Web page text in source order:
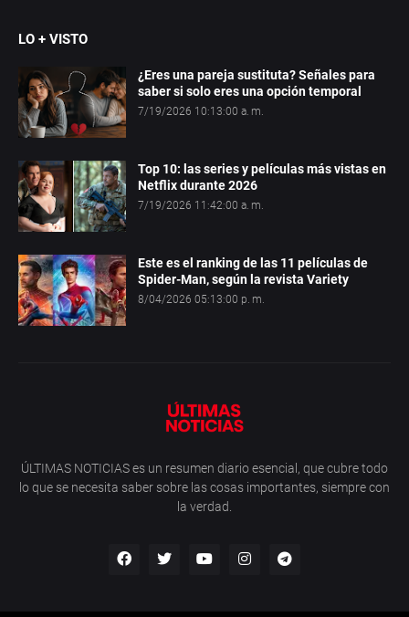
LO + VISTO
¿Eres una pareja sustituta? Señales para
saber si solo eres una opción temporal
7/19/2026 10:13:00 a. m.
Top 10: las series y películas más vistas en
Netflix durante 2026
7/19/2026 11:42:00 a. m.
Este es el ranking de las 11 películas de
Spider-Man, según la revista Variety
8/04/2026 05:13:00 p. m.
ÚLTIMAS NOTICIAS es un resumen diario esencial, que cubre todo
lo que se necesita saber sobre las cosas importantes, siempre con
la verdad.